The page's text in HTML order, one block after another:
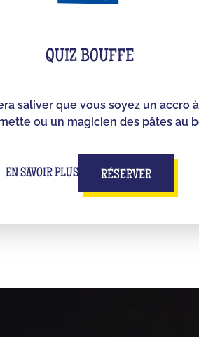
QUIZ BOUFFE
saliver que vous soyez un accro
ou un magicien des pâtes au
EN SAVOIR PLUS RÉSERVER